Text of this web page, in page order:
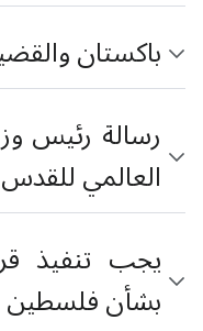
باكستان
رسالة رئيس
العالمي للقدس
يجب تنفيذ
بشأن فلسطين